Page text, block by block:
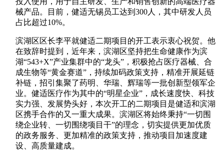
械产品。目前，健适无锡员工达到300人，其中研发人员
占比超过10%。
滨湖区区长李平就健适二期项目的开工表示衷心祝贺。他
在致辞时提到，近年来，滨湖区坚持把生命健康作为滨
湖“543+X”产业集群中的“龙头”，积极抢占医疗器械、合
成生物等“黄金赛道”，持续加码政策支持，精准开展延链
补链，招引集聚了药明、华瑞、辉瑞等一批创新型领军企
业。健适医疗作为其中的“明星企业”，成长速度快、科技
实力强、发展势头好，本次开工的二期项目是健适和滨湖
区携手合作的又一重大成果。滨湖区将始终秉持“一切围
绕企业转、一切围绕项目干”的理念，切实提供更加优质
的政务服务、更加精准的政策支持，推动项目加速度建
设、高质量建成。